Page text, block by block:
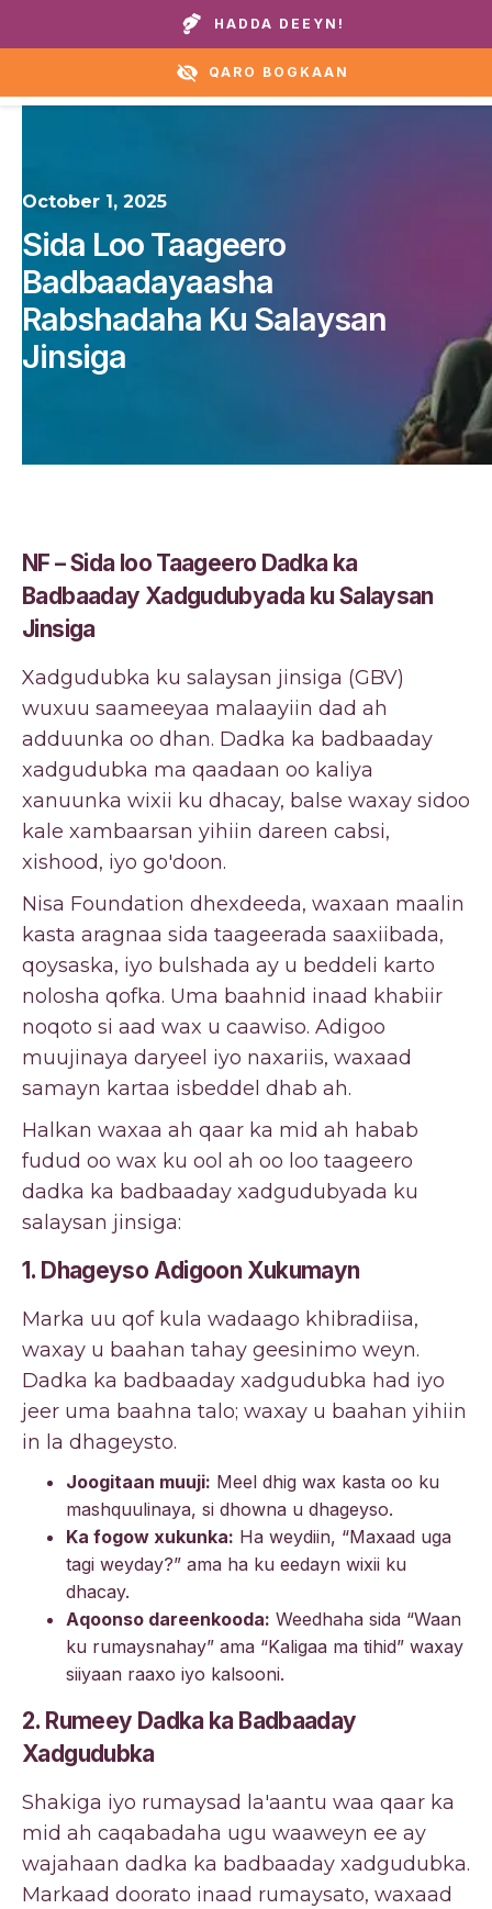
Wicitay guryaheena ama caawirka:
HADDA DEEYN!
QARO BOGKAAN
October 1, 2025
Sida Loo Taageero
Badbaadayaasha
Rabshadaha Ku Salaysan
Jinsiga
NF – Sida loo Taageero Dadka ka
Badbaaday Xadgudubyada ku Salaysan
Jinsiga
Xadgudubka ku salaysan jinsiga (GBV)
wuxuu saameeyaa malaayiin dad ah
adduunka oo dhan. Dadka ka badbaaday
xadgudubka ma qaadaan oo kaliya
xanuunka wixii ku dhacay, balse waxay sidoo
kale xambaarsan yihiin dareen cabsi,
xishood, iyo go'doon.
Nisa Foundation dhexdeeda, waxaan maalin
kasta aragnaa sida taageerada saaxiibada,
qoysaska, iyo bulshada ay u beddeli karto
nolosha qofka. Uma baahnid inaad khabiir
noqoto si aad wax u caawiso. Adigoo
muujinaya daryeel iyo naxariis, waxaad
samayn kartaa isbeddel dhab ah.
Halkan waxaa ah qaar ka mid ah habab
fudud oo wax ku ool ah oo loo taageero
dadka ka badbaaday xadgudubyada ku
salaysan jinsiga:
1. Dhageyso Adigoon Xukumayn
Marka uu qof kula wadaago khibradiisa,
waxay u baahan tahay geesinimo weyn.
Dadka ka badbaaday xadgudubka had iyo
jeer uma baahna talo; waxay u baahan yihiin
in la dhageysto.
Joogitaan muuji: Meel dhig wax kasta oo ku
mashquulinaya, si dhowna u dhageyso.
Ka fogow xukunka: Ha weydiin, “Maxaad uga
tagi weyday?” ama ha ku eedayn wixii ku
dhacay.
Aqoonso dareenkooda: Weedhaha sida “Waan
ku rumaysnahay” ama “Kaligaa ma tihid” waxay
siiyaan raaxo iyo kalsooni.
2. Rumeey Dadka ka Badbaaday
Xadgudubka
Shakiga iyo rumaysad la'aantu waa qaar ka
mid ah caqabadaha ugu waaweyn ee ay
wajahaan dadka ka badbaaday xadgudubka.
Markaad doorato inaad rumaysato, waxaad